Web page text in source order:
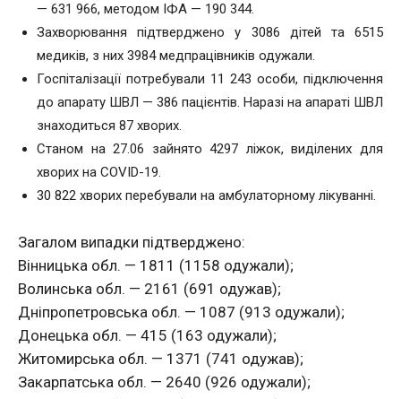
— 631 966, методом ІФА — 190 344.
Захворювання підтверджено у 3086 дітей та 6515
медиків, з них 3984 медпрацівників одужали.
Госпіталізації потребували 11 243 особи, підключення
до апарату ШВЛ — 386 пацієнтів. Наразі на апараті ШВЛ
знаходиться 87 хворих.
Станом на 27.06 зайнято 4297 ліжок, виділених для
хворих на COVID-19.
30 822 хворих перебували на амбулаторному лікуванні.
Загалом випадки підтверджено:
Вінницька обл. — 1811 (1158 одужали);
Волинська обл. — 2161 (691 одужав);
Дніпропетровська обл. — 1087 (913 одужали);
Донецька обл. — 415 (163 одужали);
Житомирська обл. — 1371 (741 одужав);
Закарпатська обл. — 2640 (926 одужали);